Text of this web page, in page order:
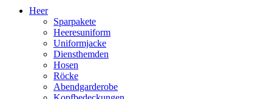
Heer
Sparpakete
Heeresuniform
Uniformjacke
Diensthemden
Hosen
Röcke
Abendgarderobe